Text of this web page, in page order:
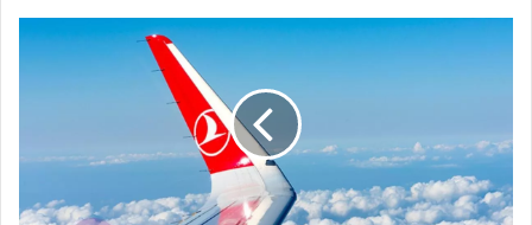
22.03.2022
الخطوط
الجوية
عاجلاً